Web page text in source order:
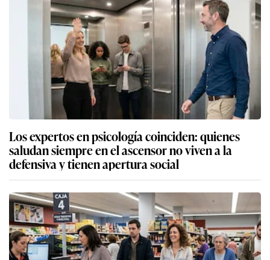
Los expertos en psicología coinciden: quienes
saludan siempre en el ascensor no viven a la
defensiva y tienen apertura social